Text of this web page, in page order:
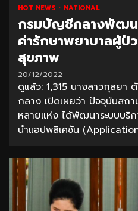
HOT NEWS NATIONAL
กรมบัญชีกลางพัฒน
ค่ารักษาพยาบาลผู้ป่
สุขภาพ
20/12/2022
ดูแล้ว: 1,315 นางสาวกุลย
กลาง เปิดเผยว่า ปัจจุบันสถ
หลายแห่ง ได้พัฒนาระบบบริ
นำแอปพลิเคชัน